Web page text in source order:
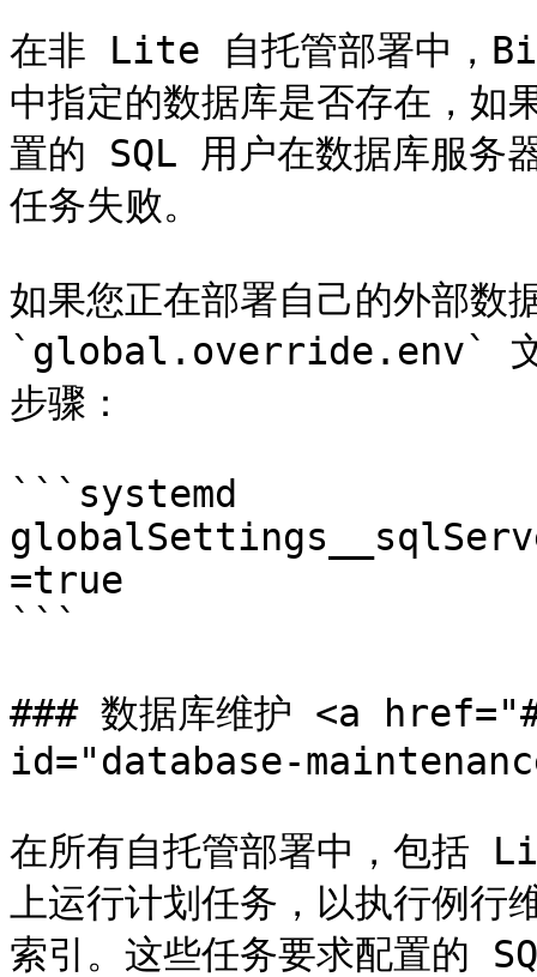
在非 Lite 自托管部署中，
中指定的数据库是否存在，如
置的 SQL 用户在数据库服务
任务失败。
如果您正在部署自己的外部数
`global.override.env` 文件
步骤：
```systemd
=true
```
### 数据库维护 <a
id="database-
在所有自托管部署中，包括
上运行计划任务，以执行例
索引。这些任务要求配置的